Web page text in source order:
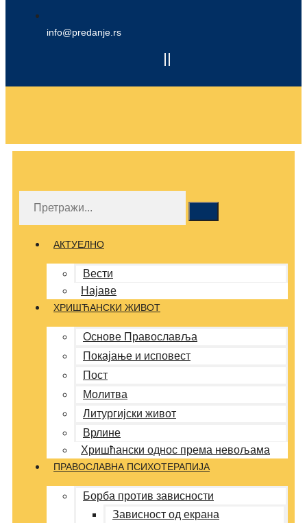
info@predanje.rs
АКТУЕЛНО
Вести
Најаве
ХРИШЋАНСКИ ЖИВОТ
Основе Православља
Покајање и исповест
Пост
Молитва
Литургијски живот
Врлине
Хришћански однос према невољама
ПРАВОСЛАВНА ПСИХОТЕРАПИЈА
Борба против зависности
Зависност од екрана